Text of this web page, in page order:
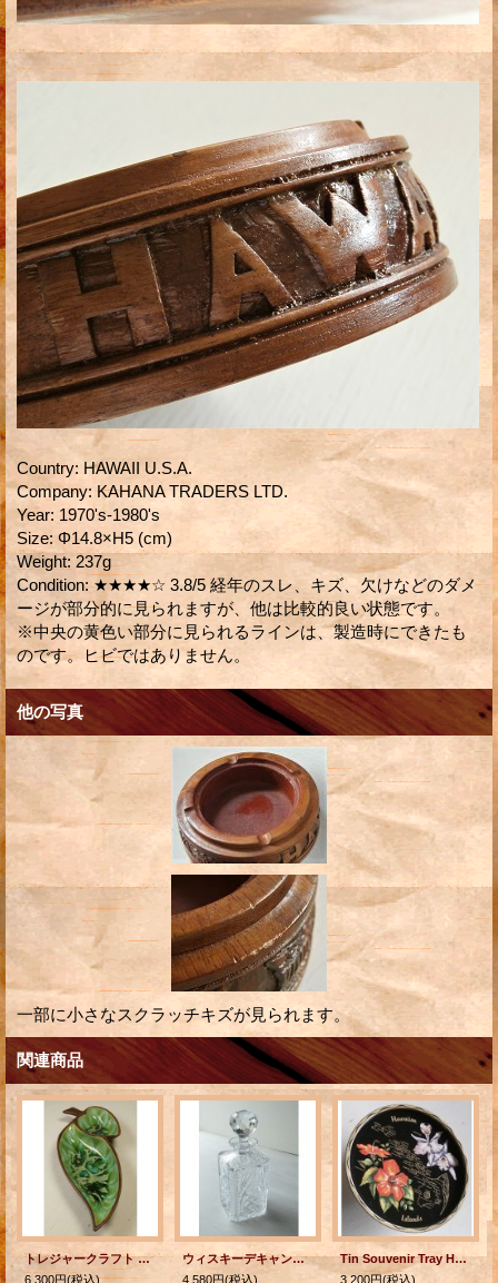
Country: HAWAII U.S.A.
Company: KAHANA TRADERS LTD.
Year: 1970's-1980's
Size: Φ14.8×H5 (cm)
Weight: 237g
Condition: ★★★★☆ 3.8/5 経年のスレ、キズ、欠けなどのダメ
ージが部分的に見られますが、他は比較的良い状態です。
※中央の黄色い部分に見られるラインは、製造時にできたも
のです。ヒビではありません。
他の写真
一部に小さなスクラッチキズが見られます。
関連商品
トレジャークラフト サービングディシュ TREASURE CRAFT U.S.A. No, 375
6,300円(税込)
ウィスキーデキャンタ Atlantis Cristal ポルトガル
4,580円(税込)
Tin Souvenir Tray Hawaiian Islands ハワイ アイランズ ティンサービングトレイ/お盆
3,200円(税込)